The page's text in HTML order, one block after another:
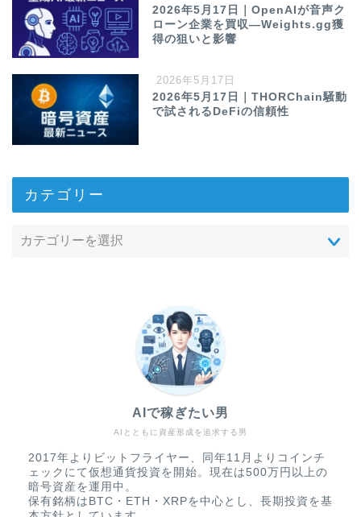
2026年5月17日｜OpenAIが音声ク
ローン企業を買収—Weights.gg獲
得の狙いと影響
2026年5月17日
2026年5月17日｜THORChain騒動
で試されるDeFiの信頼性
カテゴリー
AIとともに資産形成を追求する男
AIで稼ぎたい男
2017年よりビットフライヤー、同年11月よりコインチ
ェックにて仮想通貨投資を開始。現在は500万円以上の
暗号資産を運用中。
保有銘柄はBTC・ETH・XRPを中心とし、長期投資を基